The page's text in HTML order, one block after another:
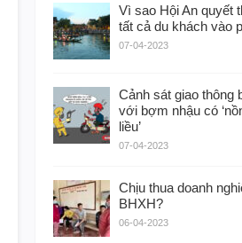
Vì sao Hội An quyết
tất cả du khách vào
07-04-2023
Cảnh sát giao thông
với bợm nhậu có
liều’
07-04-2023
Chịu thua doanh
BHXH?
06-04-2023